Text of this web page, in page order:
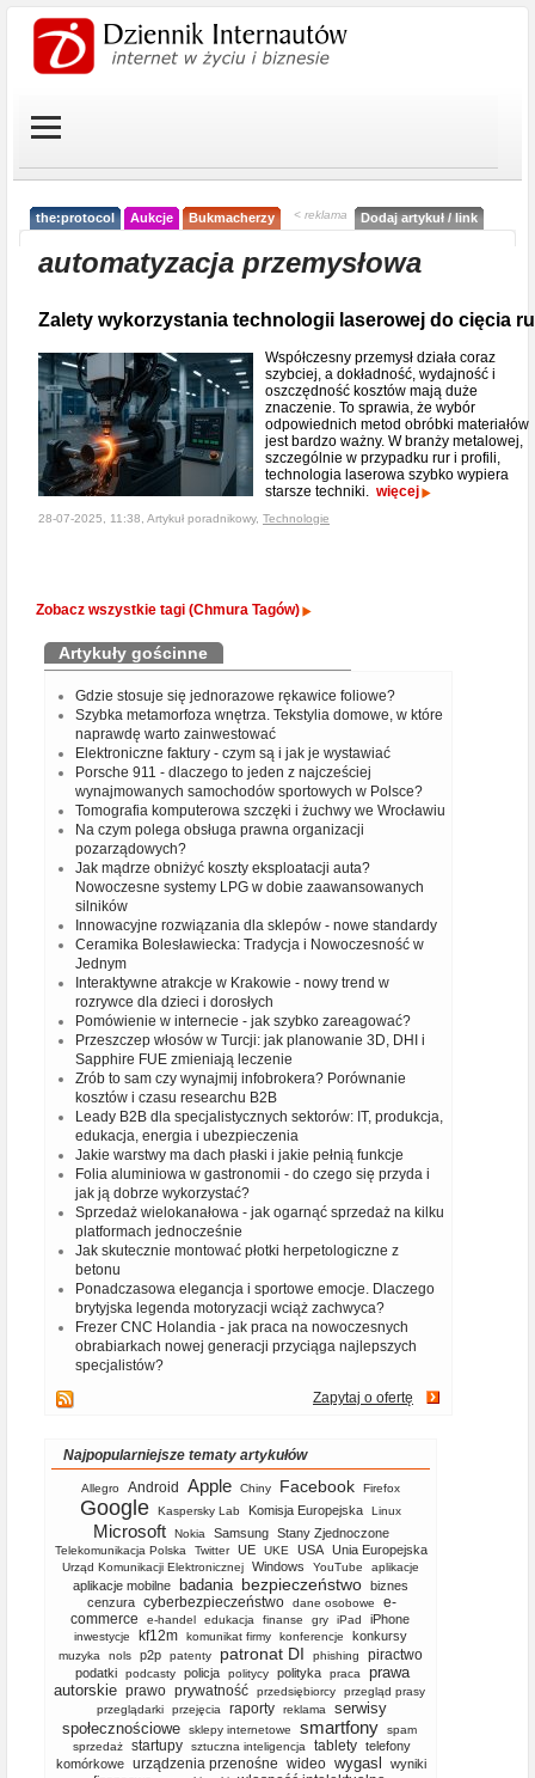
the:protocol Aukcje Bukmacherzy < reklama Dodaj artykuł / link
automatyzacja przemysłowa
Zalety wykorzystania technologii laserowej do cięcia
Współczesny przemysł działa coraz
szybciej, a dokładność, wydajność i
oszczędność kosztów mają duże
znaczenie. To sprawia, że wybór
odpowiednich metod obróbki materiałów
jest bardzo ważny. W branży metalowej,
szczególnie w przypadku rur i profili,
technologia laserowa szybko wypiera
starsze techniki. więcej
28-07-2025, 11:38, Artykuł poradnikowy, Technologie
Zobacz wszystkie tagi (Chmura Tagów)
Artykuły gościnne
Gdzie stosuje się jednorazowe rękawice foliowe?
Szybka metamorfoza wnętrza. Tekstylia domowe, w które
naprawdę warto zainwestować
Elektroniczne faktury - czym są i jak je wystawiać
Porsche 911 - dlaczego to jeden z najcześciej
wynajmowanych samochodów sportowych w Polsce?
Tomografia komputerowa szczęki i żuchwy we Wrocławiu
Na czym polega obsługa prawna organizacji
pozarządowych?
Jak mądrze obniżyć koszty eksploatacji auta?
Nowoczesne systemy LPG w dobie zaawansowanych
silników
Innowacyjne rozwiązania dla sklepów - nowe standardy
Ceramika Bolesławiecka: Tradycja i Nowoczesność w
Jednym
Interaktywne atrakcje w Krakowie - nowy trend w
rozrywce dla dzieci i dorosłych
Pomówienie w internecie - jak szybko zareagować?
Przeszczep włosów w Turcji: jak planowanie 3D, DHI i
Sapphire FUE zmieniają leczenie
Zrób to sam czy wynajmij infobrokera? Porównanie
kosztów i czasu researchu B2B
Leady B2B dla specjalistycznych sektorów: IT, produkcja,
edukacja, energia i ubezpieczenia
Jakie warstwy ma dach płaski i jakie pełnią funkcje
Folia aluminiowa w gastronomii - do czego się przyda i
jak ją dobrze wykorzystać?
Sprzedaż wielokanałowa - jak ogarnąć sprzedaż na kilku
platformach jednocześnie
Jak skutecznie montować płotki herpetologiczne z
betonu
Ponadczasowa elegancja i sportowe emocje. Dlaczego
brytyjska legenda motoryzacji wciąż zachwyca?
Frezer CNC Holandia - jak praca na nowoczesnych
obrabiarkach nowej generacji przyciąga najlepszych
specjalistów?
Zapytaj o ofertę
Najpopularniejsze tematy artykułów
Allegro Android Apple Chiny Facebook Firefox
Google Kaspersky Lab Komisja Europejska Linux
Microsoft Nokia Samsung Stany Zjednoczone
Telekomunikacja Polska Twitter UE UKE USA Unia Europejska
Urząd Komunikacji Elektronicznej Windows YouTube aplikacje
aplikacje mobilne badania bezpieczeństwo biznes
cenzura cyberbezpieczeństwo dane osobowe
e-
commerce
e-handel edukacja finanse gry iPad iPhone
inwestycje kf12m komunikat firmy konferencje konkursy
muzyka nols p2p patenty patronat DI phishing piractwo
podatki podcasty policja politycy polityka praca
prawa
autorskie prawo prywatność przedsiębiorcy
przegląd prasy
przeglądarki
przejęcia raporty reklama
serwisy
społecznościowe
sklepy internetowe smartfony
spam
sprzedaż
startupy sztuczna inteligencja tablety telefony
komórkowe
urządzenia przenośne wideo wygasl
wyniki